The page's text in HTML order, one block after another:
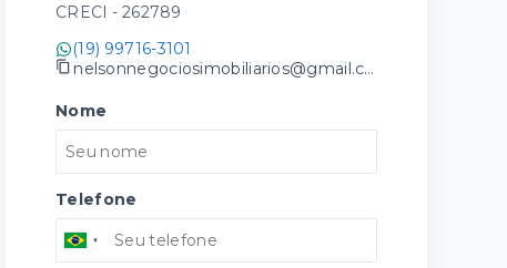
CRECI - 262789
(19) 99716-3101
nelsonnegociosimobiliarios@gmail.com
Nome
Telefone